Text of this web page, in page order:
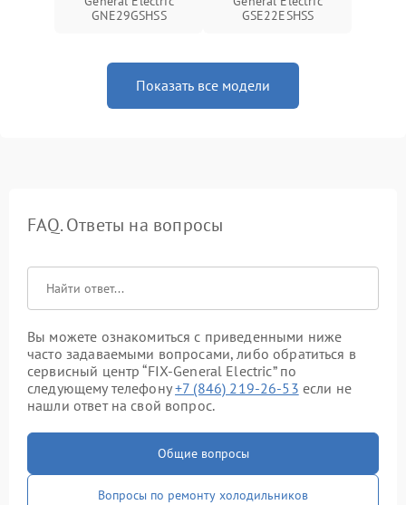
GNE29GSHSS
GSE22ESHSS
Показать все модели
FAQ. Ответы на вопросы
Вы можете ознакомиться с приведенными ниже
часто задаваемыми вопросами, либо обратиться в
сервисный центр “FIX-General Electric” по
следующему телефону+7 (846) 219-26-53 если не
нашли ответ на свой вопрос.
Общие вопросы
Вопросы по ремонту холодильников